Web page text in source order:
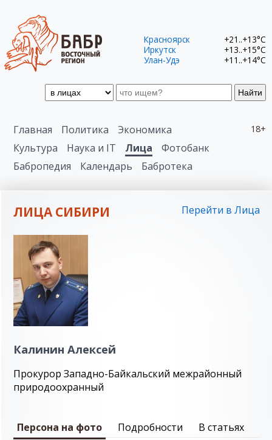
Найти
Красноярск
+21..+13°C
Иркутск
+13..+15°C
Улан-Удэ
+11..+14°C
18+
Главная Политика
Экономика
Культура
Наука и IT Лица
Фотобанк
Бабропедия
Календарь Бабротека
ЛИЦА СИБИРИ Перейти в Лица
Калинин Алексей
Прокурор Западно-Байкальский межрайонный
природоохранный
Персона на фото Подробности В статьях